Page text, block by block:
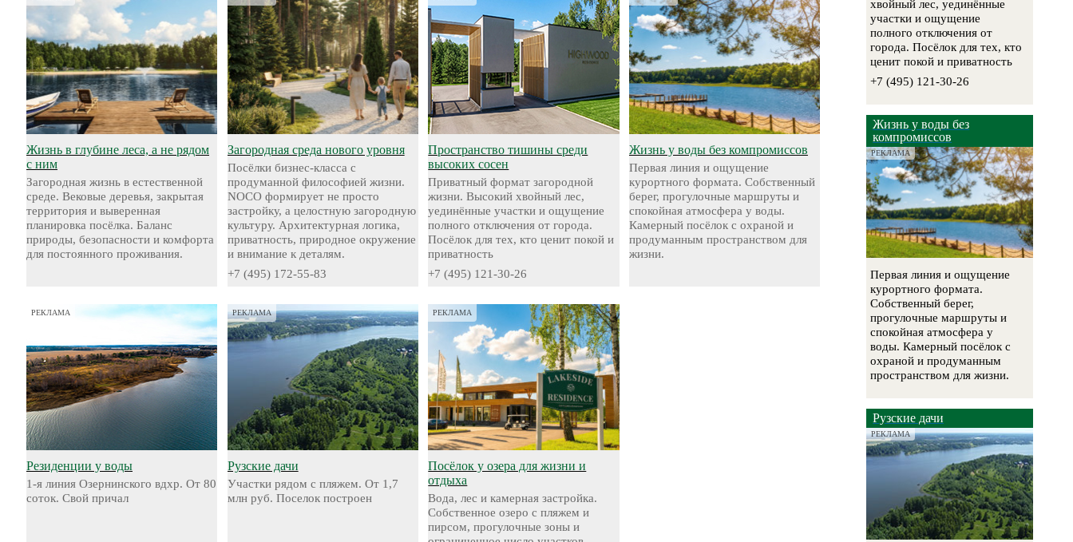
Жизнь в глубине леса, а не рядом
с ним
Загородная жизнь в естественной
среде. Вековые деревья, закрытая
территория и выверенная
планировка посёлка. Баланс
природы, безопасности и комфорта
для постоянного проживания.
Загородная среда нового уровня
Посёлки бизнес-класса с
продуманной философией жизни.
NOCO формирует не просто
застройку, а целостную загородную
культуру. Архитектурная логика,
приватность, природное окружение
и внимание к деталям.
+7 (495) 172-55-83
Пространство тишины среди
высоких сосен
Приватный формат загородной
жизни. Высокий хвойный лес,
уединённые участки и ощущение
полного отключения от города.
Посёлок для тех, кто ценит покой и
приватность
+7 (495) 121-30-26
Жизнь у воды без компромиссов
Первая линия и ощущение
курортного формата. Собственный
берег, прогулочные маршруты и
спокойная атмосфера у воды.
Камерный посёлок с охраной и
продуманным пространством для
жизни.
РЕКЛАМА
Резиденции у воды
1-я линия Озернинского вдхр. От 80
соток. Свой причал
РЕКЛАМА
Рузские дачи
Участки рядом с пляжем. От 1,7
млн руб. Поселок построен
РЕКЛАМА
Посёлок у озера для жизни и
отдыха
Вода, лес и камерная застройка.
Собственное озеро с пляжем и
пирсом, прогулочные зоны и
хвойный лес, уединённые
участки и ощущение
полного отключения от
города. Посёлок для тех, кто
ценит покой и приватность
+7 (495) 121-30-26
Жизнь у воды без
компромиссов
РЕКЛАМА
Первая линия и ощущение
курортного формата.
Собственный берег,
прогулочные маршруты и
спокойная атмосфера у
воды. Камерный посёлок с
охраной и продуманным
пространством для жизни.
Рузские дачи
РЕКЛАМА